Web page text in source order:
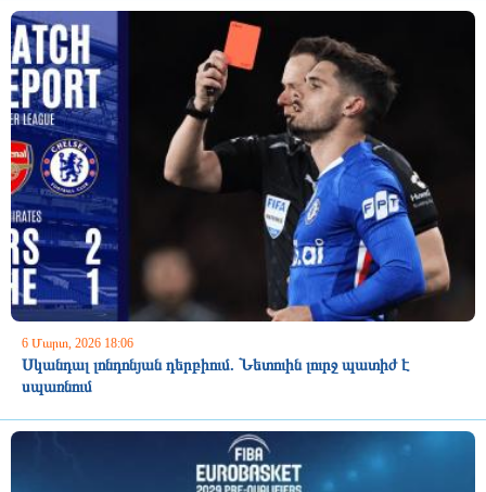
6 Մարտ, 2026 18:06
Սկանդալ լոնդոնյան դերբիում. Նետուին լուրջ պատիժ է
սպառնում